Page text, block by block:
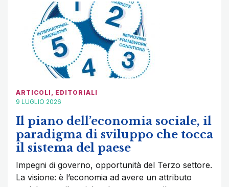
ARTICOLI , EDITORIALI
9 LUGLIO 2026
Il piano dell’economia sociale, il
paradigma di sviluppo che tocca
il sistema del paese
Impegni di governo, opportunità del Terzo settore.
La visione: è l’economia ad avere un attributo